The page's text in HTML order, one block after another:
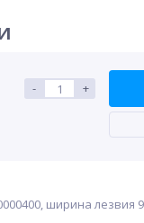
- +
ширина лезвия